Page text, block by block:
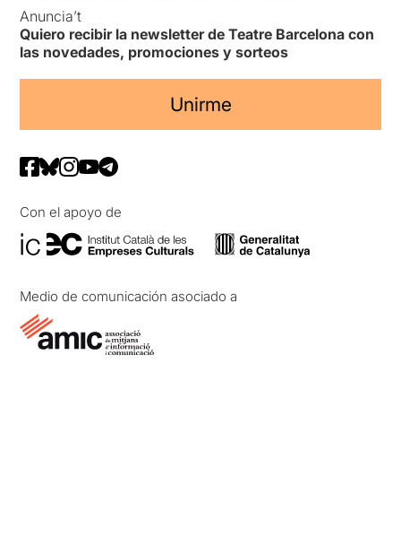
Anuncia’t
Quiero recibir la newsletter de Teatre Barcelona con
las novedades, promociones y sorteos
Unirme
Con el apoyo de
Medio de comunicación asociado a